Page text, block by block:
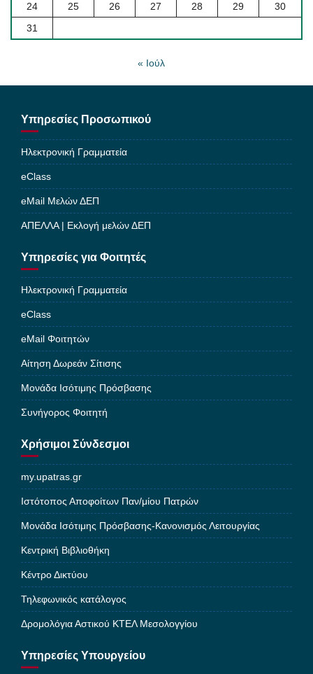
24
25 26 27 28 29
30
31
« Ιούλ
Υπηρεσίες Προσωπικού
Ηλεκτρονική Γραμματεία
eClass
eMail Μελών ΔΕΠ
ΑΠΕΛΛΑ | Εκλογή μελών ΔΕΠ
Υπηρεσίες για Φοιτητές
Ηλεκτρονική Γραμματεία
eClass
eMail Φοιτητών
Αίτηση Δωρεάν Σίτισης
Μονάδα Ισότιμης Πρόσβασης
Συνήγορος Φοιτητή
Χρήσιμοι Σύνδεσμοι
my.upatras.gr
Ιστότοπος Αποφοίτων Παν/μίου Πατρών
Μονάδα Ισότιμης Πρόσβασης-Κανονισμός Λειτουργίας
Κεντρική Βιβλιοθήκη
Κέντρο Δικτύου
Τηλεφωνικός κατάλογος
Δρομολόγια Αστικού ΚΤΕΛ Μεσολογγίου
Υπηρεσίες Υπουργείου